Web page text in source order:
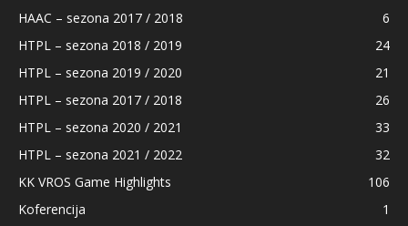
HAAC – sezona 2017 / 2018
6
HTPL – sezona 2018 / 2019
24
HTPL – sezona 2019 / 2020
21
HTPL – sezona 2017 / 2018
26
HTPL – sezona 2020 / 2021
33
HTPL – sezona 2021 / 2022
32
KK VROS Game Highlights
106
Koferencija
1